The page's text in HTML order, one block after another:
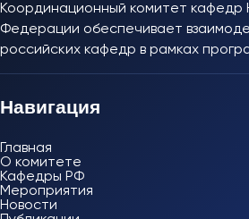
Координационный комитет
Федерации обеспечивает
российских кафедр в рамках
Навигация
Главная
О комитете
Кафедры РФ
Мероприятия
Новости